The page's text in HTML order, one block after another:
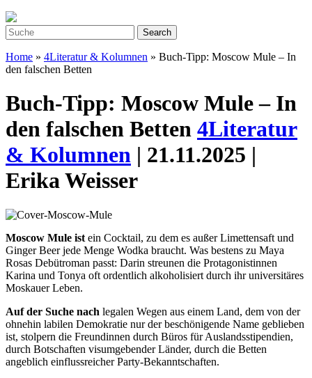
Home » 4Literatur & Kolumnen » Buch-Tipp: Moscow Mule – In
den falschen Betten
Buch-Tipp: Moscow Mule – In
den falschen Betten 4Literatur
& Kolumnen | 21.11.2025 |
Erika Weisser
Moscow Mule ist ein Cocktail, zu dem es außer Limettensaft und
Ginger Beer jede Menge Wodka braucht. Was bestens zu Maya
Rosas Debütroman passt: Darin streunen die Protagonistinnen
Karina und Tonya oft ordentlich alkoholisiert durch ihr universitäres
Moskauer Leben.
Auf der Suche nach legalen Wegen aus einem Land, dem von der
ohnehin labilen Demokratie nur der beschönigende Name geblieben
ist, stolpern die Freundinnen durch Büros für Auslandsstipendien,
durch Botschaften visumgebender Länder, durch die Betten
angeblich einflussreicher Party-Bekanntschaften.